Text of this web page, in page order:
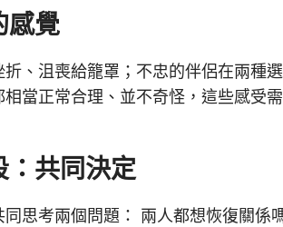
感覺
、沮喪給籠罩；不忠的伴侶在兩種
當正常合理、並不奇怪，這些感受
：共同決定
思考兩個問題： 兩人都想恢復關係